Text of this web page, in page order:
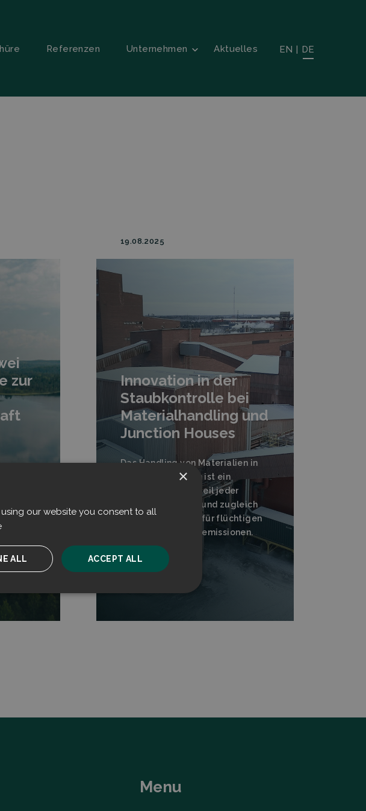
Referenzen Unternehmen Aktuelles EN | DE
zur
19.08.2025
Innovation in der
Staubkontrolle bei
Materialhandling und
Junction Houses
Das Handling von Materialien in
immensen Mengen ist ein
zentraler Bestandteil jeder
Schwerindustrie – und zugleich
ein Hauptproblem für flüchtigen
Staub und Partikelemissionen.
Menu
×
our website you consent to all
ACCEPT ALL
ALL
Functionality